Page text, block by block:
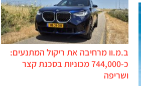
ב.מ.וו מרחיבה את ריקול המתנעים:
כ-744,000 מכוניות בסכנת קצר
ושריפה